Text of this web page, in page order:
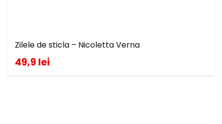
Zilele de sticla – Nicoletta Verna
49,9 lei